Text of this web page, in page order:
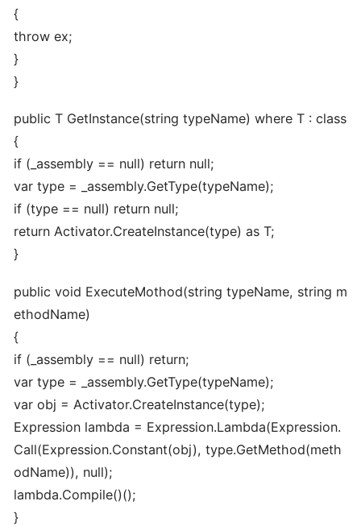
{
throw ex;
}
}
public T GetInstance(string typeName) where T : class
{
if (_assembly == null) return null;
var type = _assembly.GetType(typeName);
if (type == null) return null;
return Activator.CreateInstance(type) as T;
}
public void ExecuteMothod(string typeName, string m
ethodName)
{
if (_assembly == null) return;
var type = _assembly.GetType(typeName);
var obj = Activator.CreateInstance(type);
Expression lambda = Expression.Lambda(Expression.
Call(Expression.Constant(obj), type.GetMethod(meth
odName)), null);
lambda.Compile()();
}